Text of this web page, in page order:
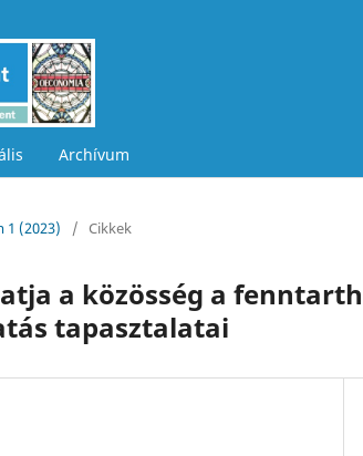
Archívum
1 (2023) / Cikkek
a közösség a
tapasztalatai